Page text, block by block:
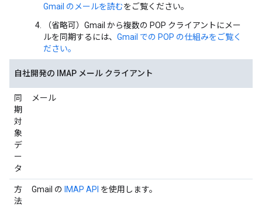
Gmail のメールを読むをご覧ください。
（省略可）Gmail から複数の POP クライアントにメー
ルを同期するには、 Gmail での POP の仕組みをご覧く
ださい。
自社開発の IMAP メール クライアント
同
期
対
象
デ
ー
タ
メール
方
法
Gmail の IMAP API を使用します。